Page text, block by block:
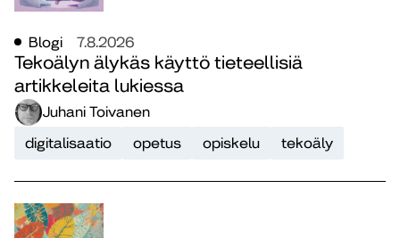
Blogi 7.8.2026
Tekoälyn älykäs käyttö tieteellisiä
artikkeleita lukiessa
Juhani Toivanen
digitalisaatio
opetus opiskelu tekoäly